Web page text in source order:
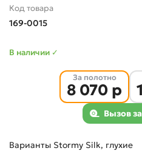
Код товара
169-0015
В наличии ✓
За полотно
8 070 р
Вызов
Варианты Stormy Silk, глухие